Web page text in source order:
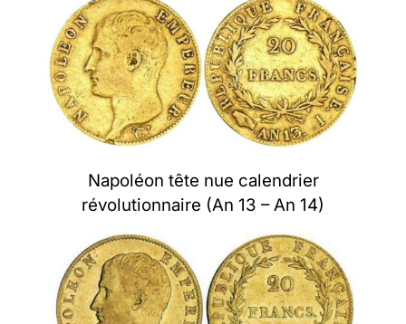
Napoléon tête nue calendrier
révolutionnaire (An 13 – An 14)